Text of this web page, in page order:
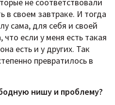
в своем завтраке. И тогда
сама, для себя и своей
если у меня есть такая
есть и у других. Так
превратилось в
нишу и проблему?